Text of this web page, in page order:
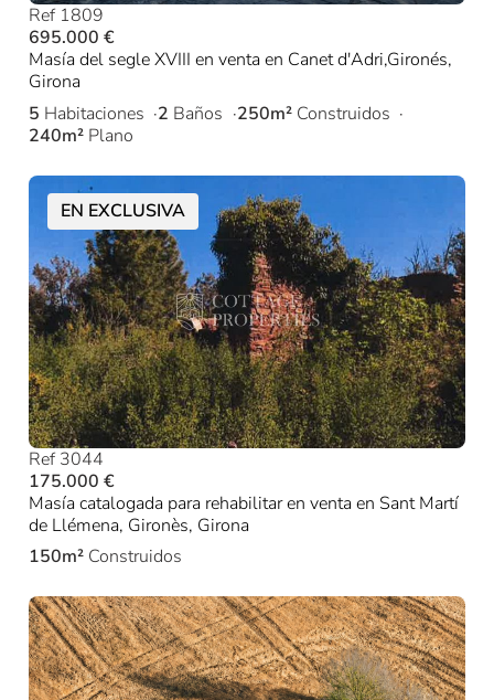
Ref 1809
695.000 €
Masía del segle XVIII en venta en Canet d'Adri,Gironés,
Girona
5 Habitaciones 2 Baños 250m² Construidos
240m² Plano
EN EXCLUSIVA
Ref 3044
175.000 €
Masía catalogada para rehabilitar en venta en Sant Martí
de Llémena, Gironès, Girona
150m² Construidos